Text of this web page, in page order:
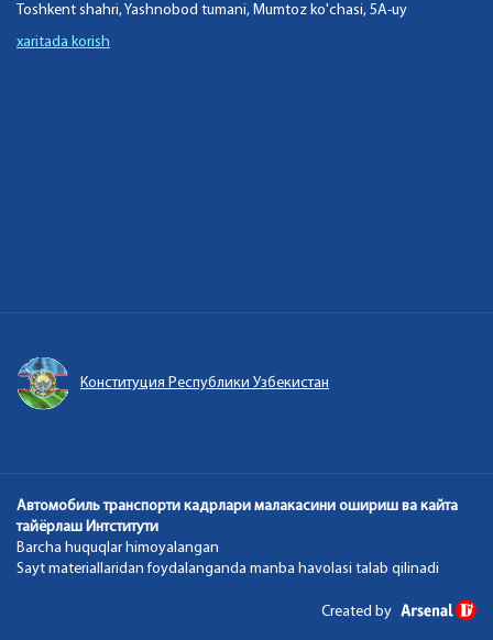
Toshkent shahri, Yashnobod tumani, Mumtoz ko'chasi, 5A-uy
xaritada korish
Конституция Республики Узбекистан
Автомобиль транспорти кадрлари малакасини ошириш ва кайта
тайёрлаш Интститути
Barcha huquqlar himoyalangan
Sayt materiallaridan foydalanganda manba havolasi talab qilinadi
Created by